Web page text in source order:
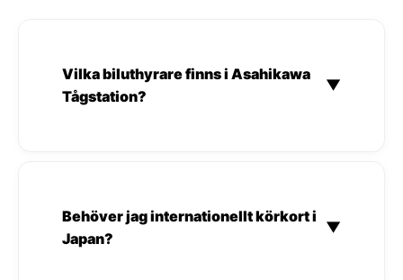
Vilka biluthyrare finns i Asahikawa
Tågstation?
▼
Behöver jag internationellt körkort i
Japan?
▼